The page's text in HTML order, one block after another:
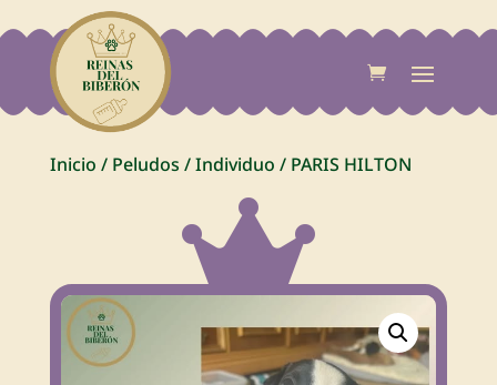
Inicio / Peludos /Individuo / PARIS HILTON
